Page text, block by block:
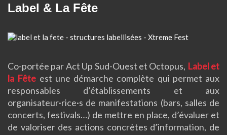
Label & La Fête
Co-portée par Act Up Sud-Ouest et Octopus, Label et
la Fête est une démarche complète qui permet aux
responsables d’établissements et aux
organisateur·rice·s de manifestations (bars, salles de
concerts, festivals…) de mettre en place, d’évaluer et
de valoriser des actions concrètes d’information, de